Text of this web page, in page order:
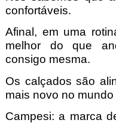
confortáveis.
Afinal, em uma
melhor do que
consigo mesma.
Os calçados são
mais novo no
Campesi: a marca